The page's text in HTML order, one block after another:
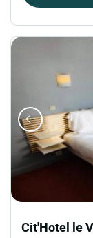
Cit'Hotel le